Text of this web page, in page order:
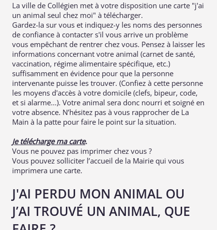
La ville de Collégien met à votre disposition une carte "j'ai
un animal seul chez moi" à télécharger.
Gardez-la sur vous et indiquez-y les noms des personnes
de confiance à contacter s'il vous arrive un problème
vous empêchant de rentrer chez vous. Pensez à laisser les
informations concernant votre animal (carnet de santé,
vaccination, régime alimentaire spécifique, etc.)
suffisamment en évidence pour que la personne
intervenante puisse les trouver. (Confiez à cette personne
les moyens d'accès à votre domicile (clefs, bipeur, code,
et si alarme...). Votre animal sera donc nourri et soigné en
votre absence. N’hésitez pas à vous rapprocher de La
Main à la patte pour faire le point sur la situation.
Je télécharge ma carte.
Vous ne pouvez pas imprimer chez vous ?
Vous pouvez solliciter l’accueil de la Mairie qui vous
imprimera une carte.
J'AI PERDU MON ANIMAL OU
J’AI TROUVÉ UN ANIMAL, QUE